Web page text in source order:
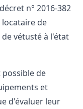
n° 2016-382
de
vétusté à l'état
possible de
et
d'évaluer leur